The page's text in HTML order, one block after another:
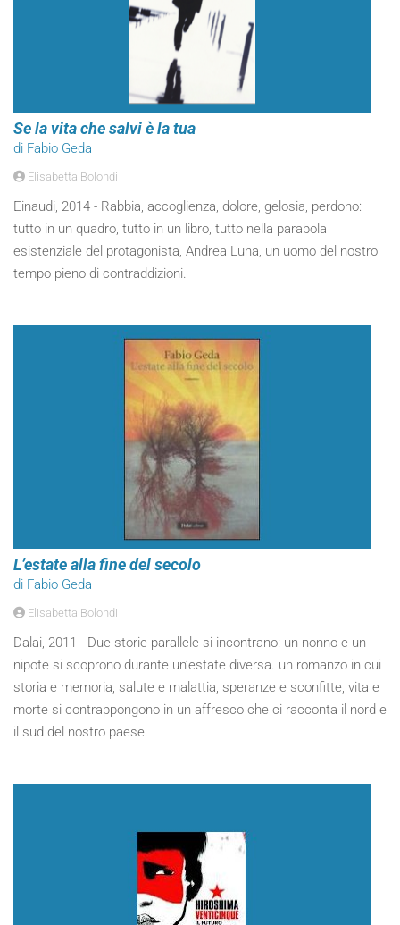
Se la vita che salvi è la tua
di Fabio Geda
Elisabetta Bolondi
Einaudi, 2014 - Rabbia, accoglienza, dolore, gelosia, perdono:
tutto in un quadro, tutto in un libro, tutto nella parabola
esistenziale del protagonista, Andrea Luna, un uomo del nostro
tempo pieno di contraddizioni.
L’estate alla fine del secolo
di Fabio Geda
Elisabetta Bolondi
Dalai, 2011 - Due storie parallele si incontrano: un nonno e un
nipote si scoprono durante un’estate diversa. un romanzo in cui
storia e memoria, salute e malattia, speranze e sconfitte, vita e
morte si contrappongono in un affresco che ci racconta il nord e
il sud del nostro paese.